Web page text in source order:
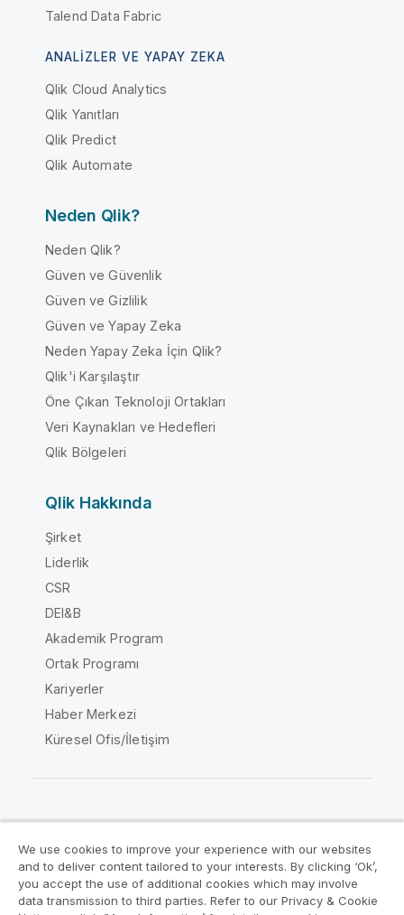
Talend Data Fabric
ANALIZLER VE YAPAY ZEKA
Qlik Cloud Analytics
Qlik Yanıtları
Qlik Predict
Qlik Automate
Neden Qlik?
Neden Qlik?
Güven ve Güvenlik
Güven ve Gizlilik
Güven ve Yapay Zeka
Neden Yapay Zeka İçin Qlik?
Qlik'i Karşılaştır
Öne Çıkan Teknoloji Ortakları
Veri Kaynakları ve Hedefleri
Qlik Bölgeleri
Qlik Hakkında
Şirket
Liderlik
CSR
DEI&B
Akademik Program
Ortak Programı
Kariyerler
Haber Merkezi
Küresel Ofis/İletişim
Yasal sözleşmeler
Ürün Koşulları
Legal Policies
Legal Policies
We use cookies to improve your experience with our websites
and to deliver content tailored to your interests. By clicking ‘Ok’,
you accept the use of additional cookies which may involve
data transmission to third parties. Refer to our Privacy & Cookie